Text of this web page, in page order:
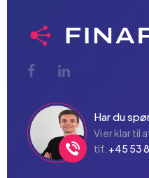
Har du
Vi er klar til
tlf. +45 53